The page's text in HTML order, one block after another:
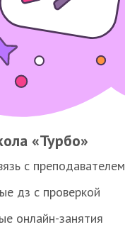
«Турбо»
с преподавателем
дз с проверкой
онлайн-занятия